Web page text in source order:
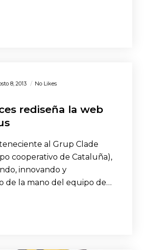
8, 2013
No Likes
rediseña la web
al Grup Clade
cooperativo de Cataluña),
innovando y
de la mano del equipo de…